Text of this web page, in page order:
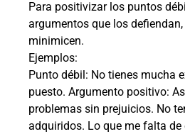
Para positivizar los puntos
argumentos que los
minimicen.
Ejemplos:
Punto débil: No tienes mucha
puesto. Argumento positivo:
problemas sin prejuicios. No
adquiridos. Lo que me falta de